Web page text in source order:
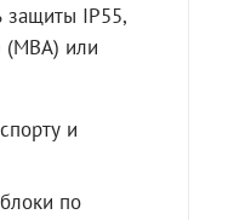
защиты IP55,
(МВА) или
и
по